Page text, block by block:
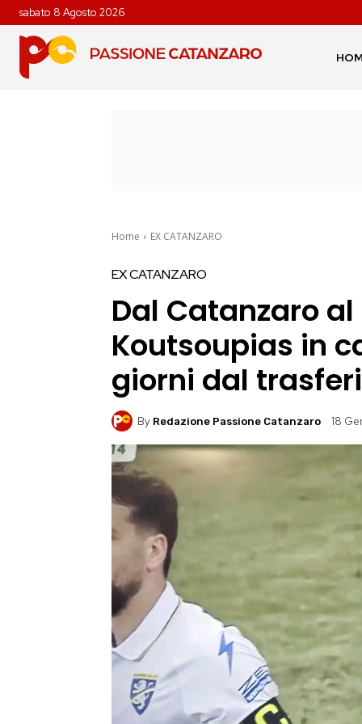
sabato 8 Agosto 2026
Home EX CATANZARO
EX CATANZARO
Dal Catanzaro
Koutsoupias in
giorni dal
By Redazione Passione Catanzaro 18